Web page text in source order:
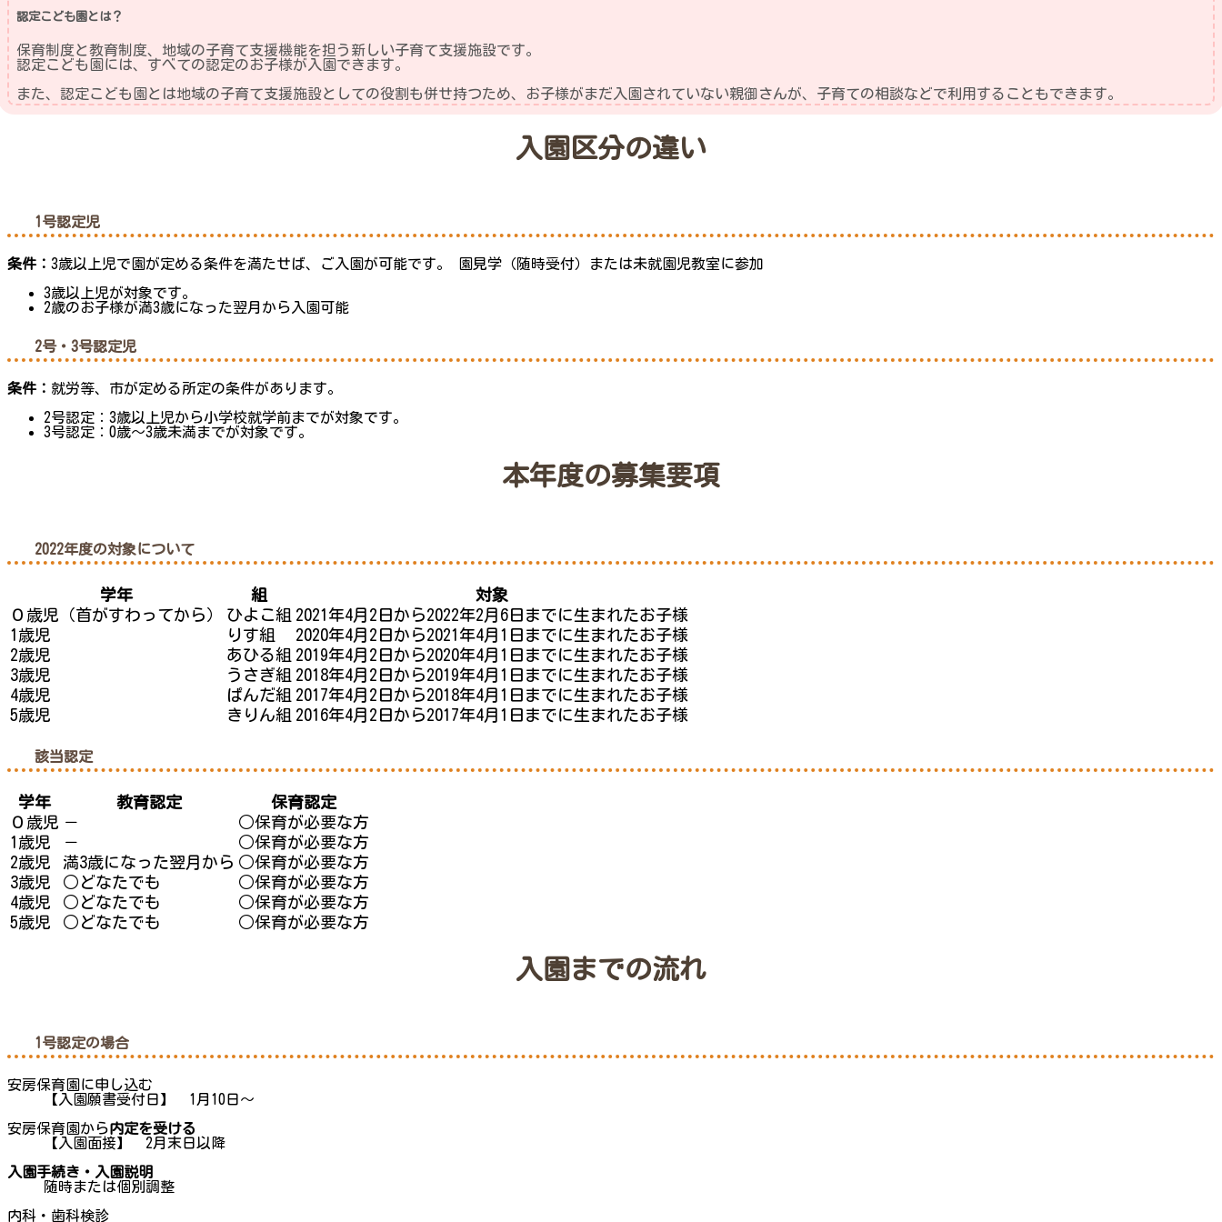
認定こども園とは？
保育制度と教育制度、地域の子育て支援機能を担う新しい子育て支援施設です。
認定こども園には、すべての認定のお子様が入園できます。
また、認定こども園とは地域の子育て支援施設としての役割も併せ持つため、お子様がまだ入園されていない親御さんが、子育ての相談などで利用することもできます。
入園区分の違い
1号認定児
条件： 3歳以上児で園が定める条件を満たせば、ご入園が可能です。 園見学（随時受付）または未就園児教室に参加
3歳以上児が対象です。
2歳のお子様が満3歳になった翌月から入園可能
2号・3号認定児
条件： 就労等、市が定める所定の条件があります。
2号認定：3歳以上児から小学校就学前までが対象です。
3号認定：0歳～3歳未満までが対象です。
本年度の募集要項
2022年度の対象について
学年 組
対象
０歳児（首がすわってから）
ひよこ組 2021年4月2日から2022年2月6日までに生まれたお子様
1歳児
りす組
2020年4月2日から2021年4月1日までに生まれたお子様
2歳児
あひる組 2019年4月2日から2020年4月1日までに生まれたお子様
3歳児
うさぎ組 2018年4月2日から2019年4月1日までに生まれたお子様
4歳児
ぱんだ組 2017年4月2日から2018年4月1日までに生まれたお子様
5歳児
きりん組 2016年4月2日から2017年4月1日までに生まれたお子様
該当認定
学年 教育認定
保育認定
０歳児 －
○保育が必要な方
1歳児
－
○保育が必要な方
2歳児
満3歳になった翌月から ○保育が必要な方
3歳児
○どなたでも
○保育が必要な方
4歳児
○どなたでも
○保育が必要な方
5歳児
○どなたでも ○保育が必要な方
入園までの流れ
1号認定の場合
安房保育園に申し込む
【入園願書受付日】 1月10日～
安房保育園から内定を受ける
【入園面接】 2月末日以降
入園手続き・入園説明
随時または個別調整
内科・歯科検診